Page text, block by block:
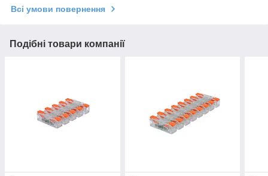
Всі умови повернення
Подібні товари компанії